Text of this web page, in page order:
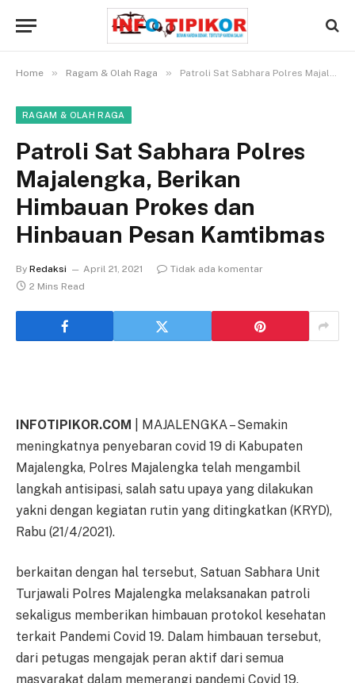
Home » Ragam & Olah Raga » Patroli Sat Sabhara Polres Majalengka, Berikan Himbauan Prokes dan Hinbauan Pesan Kamtibmas
RAGAM & OLAH RAGA
Patroli Sat Sabhara Polres
Majalengka, Berikan
Himbauan Prokes dan
Hinbauan Pesan Kamtibmas
By Redaksi April 21, 2021
Tidak ada komentar
2 Mins Read
INFOTIPIKOR.COM
| MAJALENGKA – Semakin
meningkatnya penyebaran covid 19 di Kabupaten
Majalengka, Polres Majalengka telah mengambil
langkah antisipasi, salah satu upaya yang dilakukan
yakni dengan kegiatan rutin yang ditingkatkan (KRYD),
Rabu (21/4/2021).
berkaitan dengan hal tersebut, Satuan Sabhara Unit
Turjawali Polres Majalengka melaksanakan patroli
sekaligus memberikan himbauan protokol kesehatan
terkait Pandemi Covid 19. Dalam himbauan tersebut,
dari petugas mengajak peran aktif dari semua
masyarakat dalam memerangi pandemi Covid 19.